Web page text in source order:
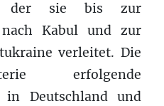
der sie bis zur
nach Kabul und zur
verleitet. Die
erfolgende
in Deutschland und